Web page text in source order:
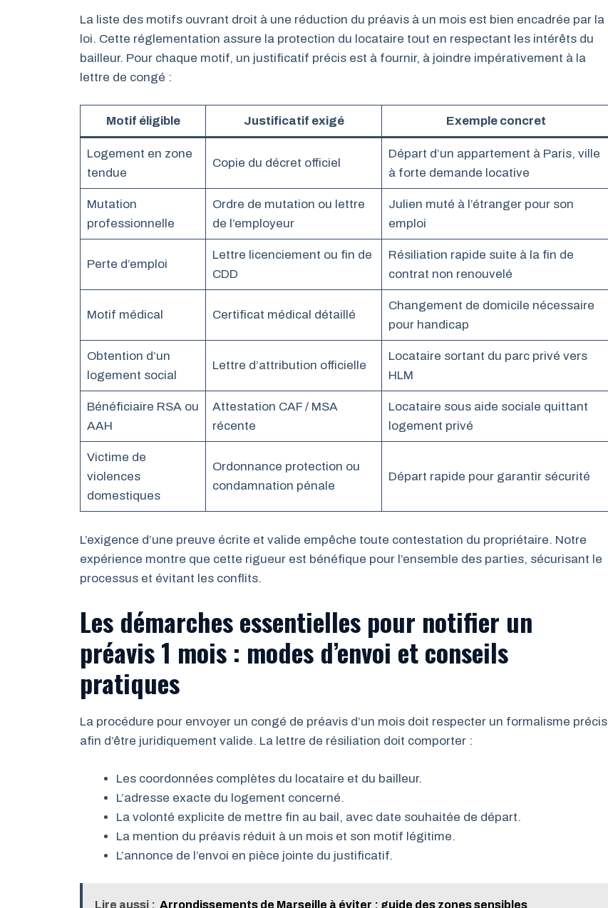
La liste des motifs ouvrant droit à une réduction du préavis à un mois est bien encadrée par la
loi. Cette réglementation assure la protection du locataire tout en respectant les intérêts du
bailleur. Pour chaque motif, un justificatif précis est à fournir, à joindre impérativement à la
lettre de congé :
Motif éligible Justificatif exigé Exemple concret
Logement en zone
tendue
Copie du décret officiel
Départ d’un appartement à Paris, ville
à forte demande locative
Mutation
professionnelle
Ordre de mutation ou lettre
de l’employeur
Julien muté à l’étranger pour son
emploi
Perte d’emploi
Lettre licenciement ou fin de
CDD
Résiliation rapide suite à la fin de
contrat non renouvelé
Motif médical Certificat médical détaillé
Changement de domicile nécessaire
pour handicap
Obtention d’un
logement social
Lettre d’attribution officielle
Locataire sortant du parc privé vers
HLM
Bénéficiaire RSA ou
AAH
Attestation CAF / MSA
récente
Locataire sous aide sociale quittant
logement privé
Victime de
violences
domestiques
Ordonnance protection ou
condamnation pénale
Départ rapide pour garantir sécurité
L’exigence d’une preuve écrite et valide empêche toute contestation du propriétaire. Notre
expérience montre que cette rigueur est bénéfique pour l’ensemble des parties, sécurisant le
processus et évitant les conflits.
Les démarches essentielles pour notifier un
préavis 1 mois : modes d’envoi et conseils
pratiques
La procédure pour envoyer un congé de préavis d’un mois doit respecter un formalisme précis
afin d’être juridiquement valide. La lettre de résiliation doit comporter :
Les coordonnées complètes du locataire et du bailleur.
L’adresse exacte du logement concerné.
La volonté explicite de mettre fin au bail, avec date souhaitée de départ.
La mention du préavis réduit à un mois et son motif légitime.
L’annonce de l’envoi en pièce jointe du justificatif.
Lire aussi : Arrondissements de Marseille à éviter : guide des zones sensibles